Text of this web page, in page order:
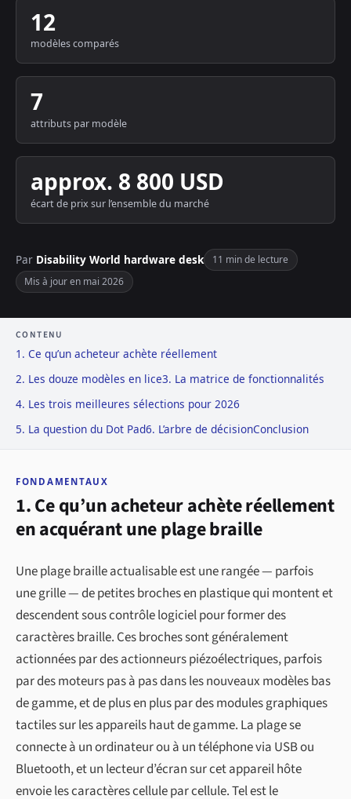
12
modèles comparés
7
attributs par modèle
approx. 8 800 USD
écart de prix sur l’ensemble du marché
Par Disability World hardware desk
11 min de lecture
Mis à jour en mai 2026
CONTENU
1. Ce qu’un acheteur achète réellement
2. Les douze modèles en lice3. La matrice de fonctionnalités
4. Les trois meilleures sélections pour 2026
5. La question du Dot Pad6. L’arbre de décisionConclusion
FONDAMENTAUX
1. Ce qu’un acheteur achète réellement
en acquérant une plage braille
Une plage braille actualisable est une rangée — parfois
une grille — de petites broches en plastique qui montent et
descendent sous contrôle logiciel pour former des
caractères braille. Ces broches sont généralement
actionnées par des actionneurs piézoélectriques, parfois
par des moteurs pas à pas dans les nouveaux modèles bas
de gamme, et de plus en plus par des modules graphiques
tactiles sur les appareils haut de gamme. La plage se
connecte à un ordinateur ou à un téléphone via USB ou
Bluetooth, et un lecteur d’écran sur cet appareil hôte
envoie les caractères cellule par cellule. Tel est le